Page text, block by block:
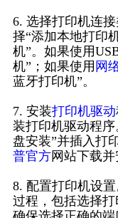
6. 选择打印机连
择“添加本地打印
机”。如果使用
机”；如果使用 网
蓝牙打印机”。
7. 安装打印机驱动
装打印机驱动程
盘安装”并插入打
普官方网站下载并
8. 配置打印机设
过程，包括选择打